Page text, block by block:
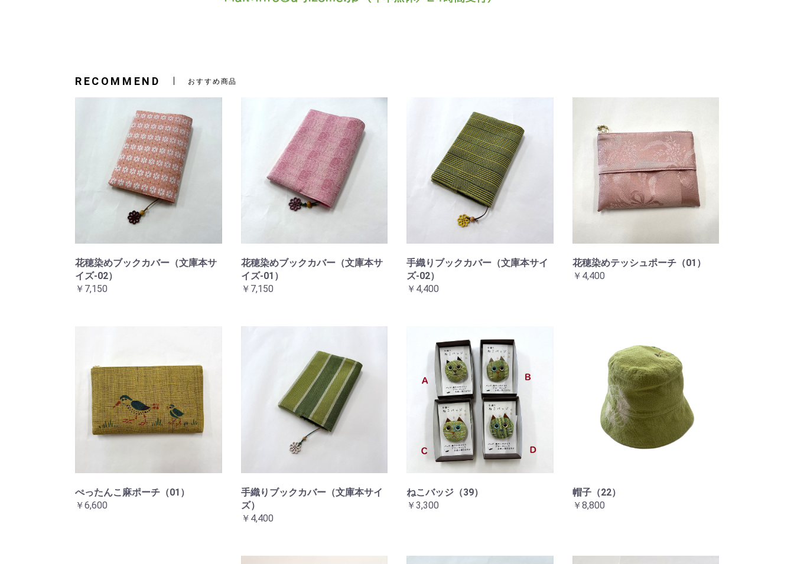
RECOMMEND おすすめ商品
花穂染めブックカバー（文庫本サ
イズ-02）
￥7,150
花穂染めブックカバー（文庫本サ
イズ-01）
￥7,150
手織りブックカバー（文庫本サイ
ズ-02）
￥4,400
花穂染めテッシュポーチ（01）
￥4,400
ぺったんこ麻ポーチ（01）
￥6,600
手織りブックカバー（文庫本サイ
ズ）
￥4,400
ねこバッジ（39）
￥3,300
帽子（22）
￥8,800